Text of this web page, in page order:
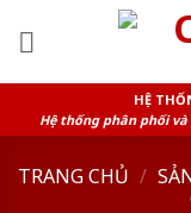
HỆ
Hệ thống phân phối
TRANG CHỦ /